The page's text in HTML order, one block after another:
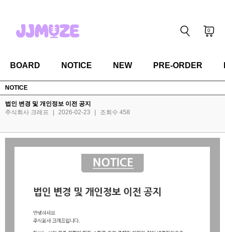
0
BOARD NOTICE NEW PRE-ORDER
NOTICE
법인 변경 및 개인정보 이전 공지
주식회사 크레프
2026-02-23 조회수 458